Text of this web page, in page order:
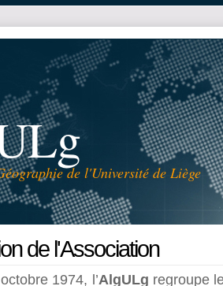
de l'Université de Liège
de l'Association
1974, l’AlgULg regroupe